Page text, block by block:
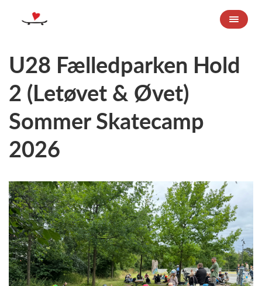
U28 Fælledparken Hold
2 (Letøvet & Øvet)
Sommer Skatecamp
2026